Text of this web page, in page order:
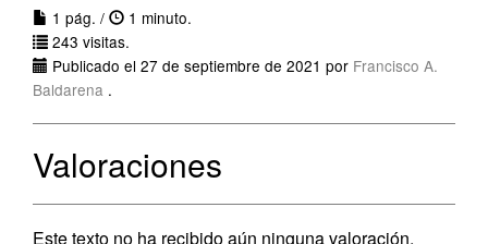
1 pág. /
1 minuto.
243 visitas.
Publicado el 27 de septiembre de 2021 por Francisco A.
Baldarena .
Valoraciones
Este texto no ha recibido aún ninguna valoración.